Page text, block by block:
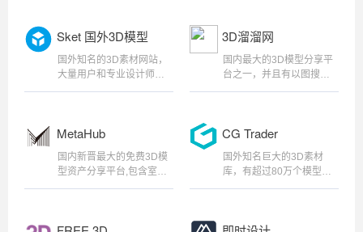
Sket 国外3D模型
国外知名的3D素材网站，
大量用户和专业设计师上
传的3D模型、场景和动画
型，社区拥有超过一百万
在网络、移动、AR和VR上
发布、分享和发现3D内容
的平台。 、
3D溜溜网
国内最大的3D模型分享平
台之一，并且有以图搜图
功能，可以快速帮你找到
向！
MetaHub
国内新晋最大的免费3D模
型资产分享平台,包含室内
装修、游戏角色、场景搭
型。
CG Trader
国外知名巨大的3D素材
库，有超过80万个模型，
各个行业都有免费的模型